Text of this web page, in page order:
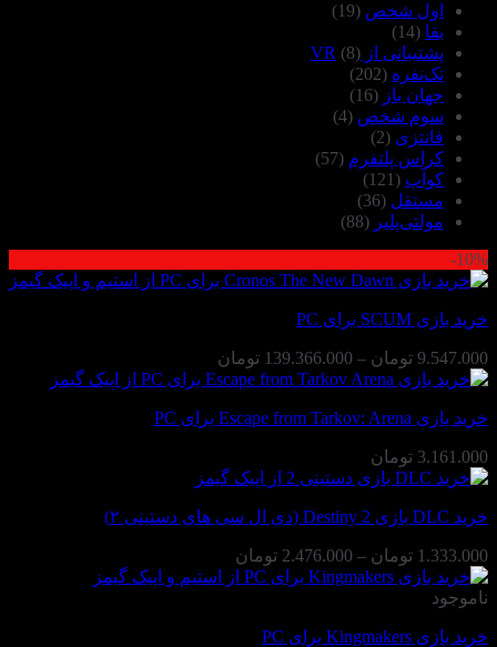
اول شخص (19)
بقا (14)
پشتیبانی از VR (8)
تک‌نفره (202)
جهان باز (16)
سوم شخص (4)
فانتزی (2)
کراس پلتفرم (57)
کوآپ (121)
مستقل (36)
مولتی‌پلیر (88)
10%-
خرید بازی SCUM برای PC
9.547.000 تومان –
139.366.000 تومان
قیمت:
تا
خرید بازی Escape from Tarkov: Arena برای PC
3.161.000 تومان
خرید DLC بازی Destiny 2 (دی ال سی های دستینی ۲)
1.333.000 تومان –
2.476.000 تومان
قیمت:
ناموجود
خرید بازی Kingmakers برای PC